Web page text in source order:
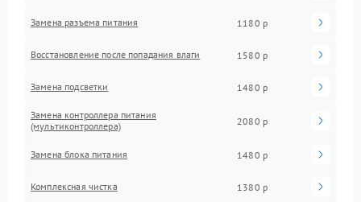
Замена разъема питания 1180 р
Восстановление после попадания влаги 1580 р
Замена подсветки 1480 р
Замена контроллера питания
(мультиконтроллера)
2080 р
Замена блока питания 1480 р
Комплексная чистка 1380 р